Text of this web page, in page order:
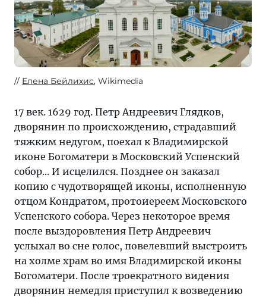
Елена Бейлихис, Wikimedia
17 век. 1629 год. Петр Андреевич Глядков,
дворянин по происхождению, страдавший
тяжким недугом, поехал к Владимирской
иконе Богоматери в Московский Успенский
собор... И исцелился. Позднее он заказал
копию с чудотворящей иконы, исполненную
отцом Кондратом, протоиереем Московского
Успенского собора. Через некоторое время
после выздоровления Петр Андреевич
услыхал во сне голос, повелевший выстроить
на холме храм во имя Владимирской иконы
Богоматери. После троекратного видения
дворянин немедля приступил к возведению